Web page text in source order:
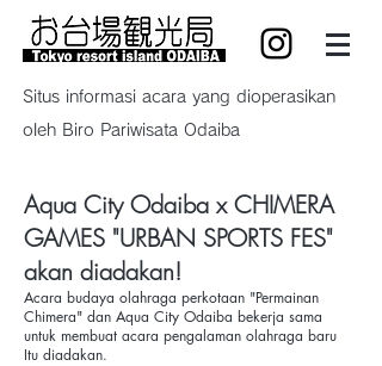
Situs informasi acara yang dioperasikan
oleh Biro Pariwisata Odaiba
Aqua City Odaiba x CHIMERA
GAMES "URBAN SPORTS FES"
akan diadakan!
Acara budaya olahraga perkotaan "Permainan
Chimera" dan Aqua City Odaiba bekerja sama
untuk membuat acara pengalaman olahraga baru
Itu diadakan.